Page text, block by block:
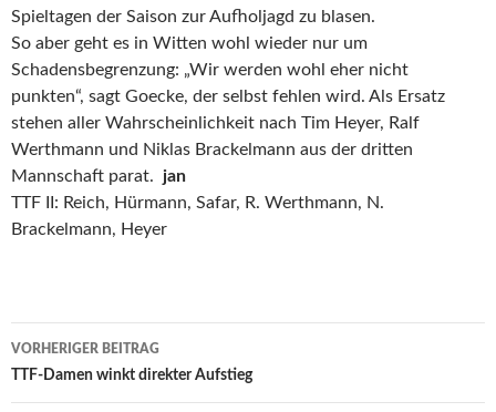
Spieltagen der Saison zur Aufholjagd zu blasen.
So aber geht es in Witten wohl wieder nur um
Schadensbegrenzung: „Wir werden wohl eher nicht
punkten“, sagt Goecke, der selbst fehlen wird. Als Ersatz
stehen aller Wahrscheinlichkeit nach Tim Heyer, Ralf
Werthmann und Niklas Brackelmann aus der dritten
Mannschaft parat. jan
TTF II: Reich, Hürmann, Safar, R. Werthmann, N.
Brackelmann, Heyer
Beitrags-
Navigation
VORHERIGER BEITRAG
TTF-Damen winkt direkter Aufstieg